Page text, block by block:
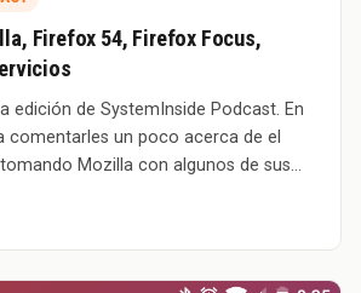
Firefox 54, Firefox Focus,
edición de SystemInside Podcast. En
comentarles un poco acerca de el
Mozilla con algunos de sus